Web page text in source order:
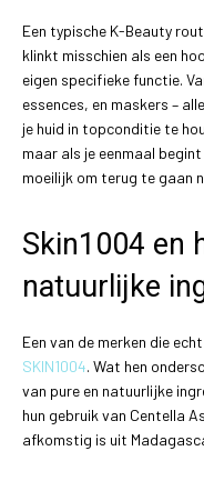
Een typische K-Beauty
klinkt misschien als een
eigen specifieke functie.
essences, en maskers –
je huid in topconditie te
maar als je eenmaal
moeilijk om terug te gaan
Skin1004 en
natuurlijke
Een van de merken die
SKIN1004. Wat hen
van pure en natuurlijke
hun gebruik van Centella
afkomstig is uit